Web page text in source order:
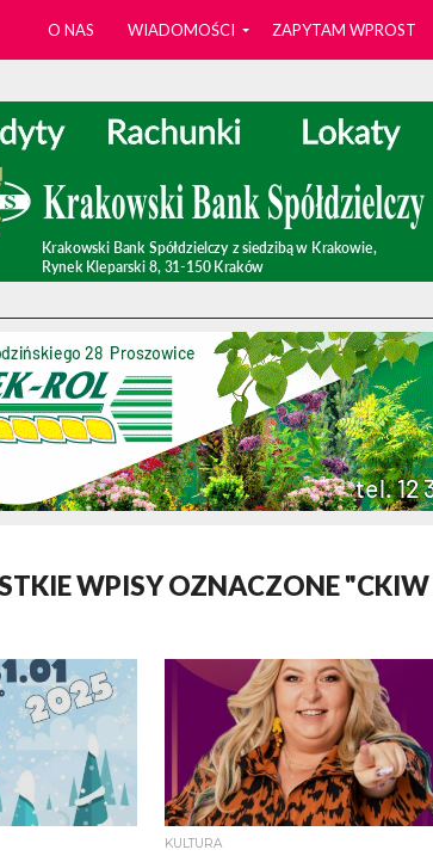
O NAS WIADOMOŚCI ZAPYTAM WPROST
WPISY OZNACZONE
KULTURA